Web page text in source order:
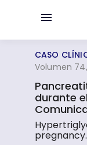
CASO
Volumen
durante